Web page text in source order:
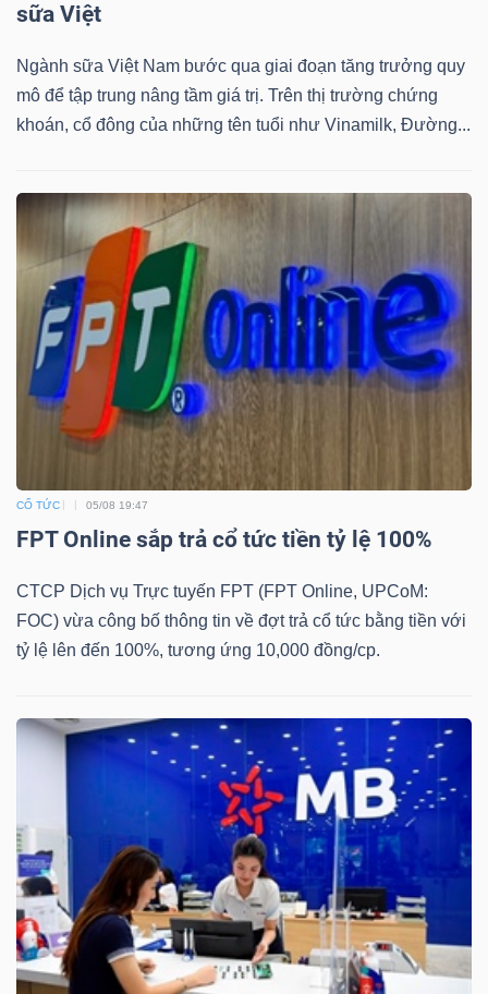
sữa Việt
Ngành sữa Việt Nam bước qua giai đoạn tăng trưởng quy
mô để tập trung nâng tầm giá trị. Trên thị trường chứng
khoán, cổ đông của những tên tuổi như Vinamilk, Đường...
CỔ TỨC 05/08 19:47
FPT Online sắp trả cổ tức tiền tỷ lệ 100%
CTCP Dịch vụ Trực tuyến FPT (FPT Online, UPCoM:
FOC) vừa công bố thông tin về đợt trả cổ tức bằng tiền với
tỷ lệ lên đến 100%, tương ứng 10,000 đồng/cp.
chính
đầu
Truyền
thông